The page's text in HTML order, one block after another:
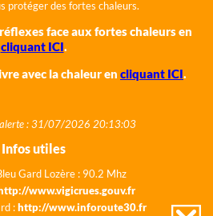
protéger des fortes chaleurs.
face aux fortes chaleurs en
cliquant ICI.
avec la chaleur en cliquant ICI.
: 31/07/2026 20:13:03
Infos utiles
Gard Lozère : 90.2 Mhz
www.vigicrues.gouv.fr
:http://www.inforoute30.fr